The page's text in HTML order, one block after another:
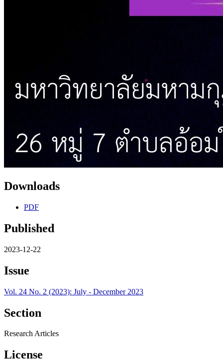
Downloads
PDF
Published
2023-12-22
Issue
Vol. 24 No. 2 (2023): July - December 2023
Section
Research Articles
License